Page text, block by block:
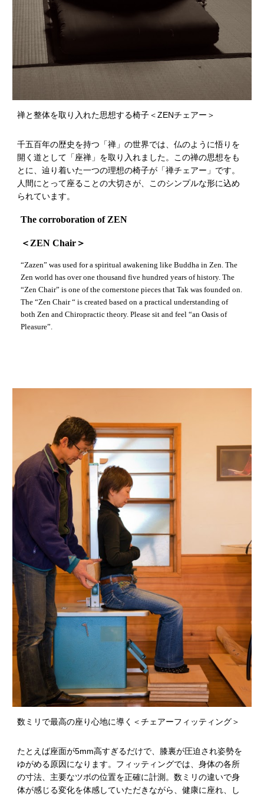
禅と整体を取り入れた思想する椅子＜ZENチェアー＞
千五百年の歴史を持つ「禅」の世界では、仏のように悟りを
開く道として「座禅」を取り入れました。この禅の思想をも
とに、辿り着いた一つの理想の椅子が「禅チェアー」です。
人間にとって座ることの大切さが、このシンプルな形に込め
られています。
The corroboration of ZEN
＜ZEN Chair＞
“Zazen” was used for a spiritual awakening like Buddha in Zen. The
Zen world has over one thousand five hundred years of history. The
“Zen Chair” is one of the cornerstone pieces that Tak was founded on.
The “Zen Chair “ is created based on a practical understanding of
both Zen and Chiropractic theory. Please sit and feel “an Oasis of
Pleasure”.
数ミリで最高の座り心地に導く＜チェアーフィッティング＞
たとえば座面が5mm高すぎるだけで、膝裏が圧迫され姿勢を
ゆがめる原因になります。フィッティングでは、身体の各所
の寸法、主要なツボの位置を正確に計測。数ミリの違いで身
体が感じる変化を体感していただきながら、健康に座れ、し